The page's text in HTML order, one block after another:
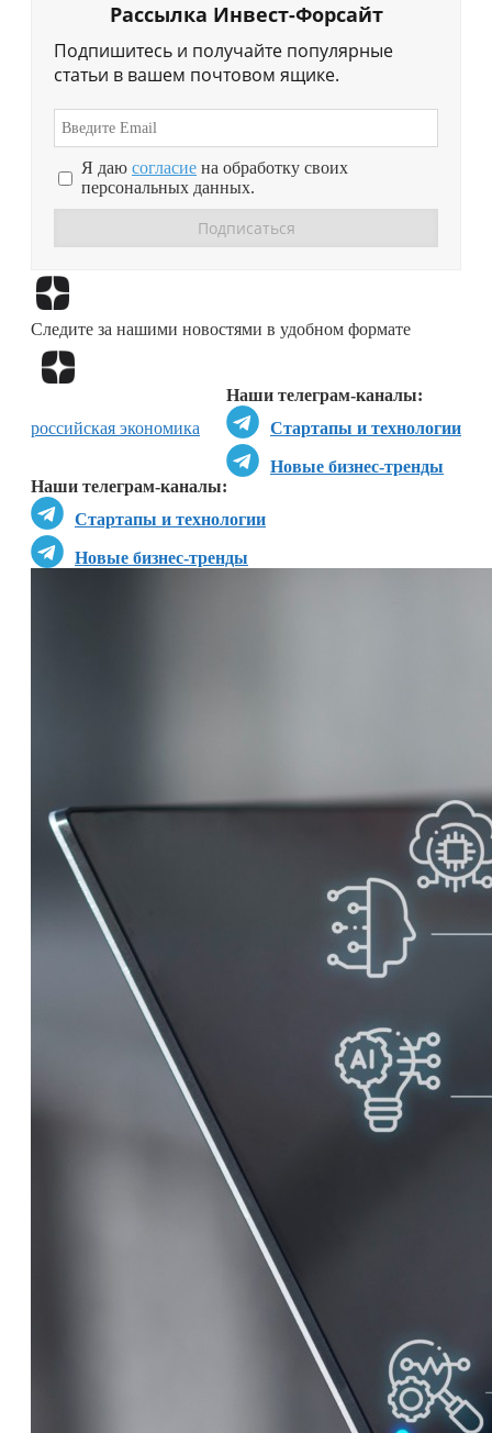
Рассылка Инвест-Форсайт
Подпишитесь и получайте популярные
статьи в вашем почтовом ящике.
Я даю согласие на обработку своих
персональных данных.
Следите за нашими новостями в удобном формате
Наши телеграм-каналы:
Стартапы и технологии
Новые бизнес-тренды
Наши телеграм-каналы:
Стартапы и технологии
Новые бизнес-тренды
российская экономика